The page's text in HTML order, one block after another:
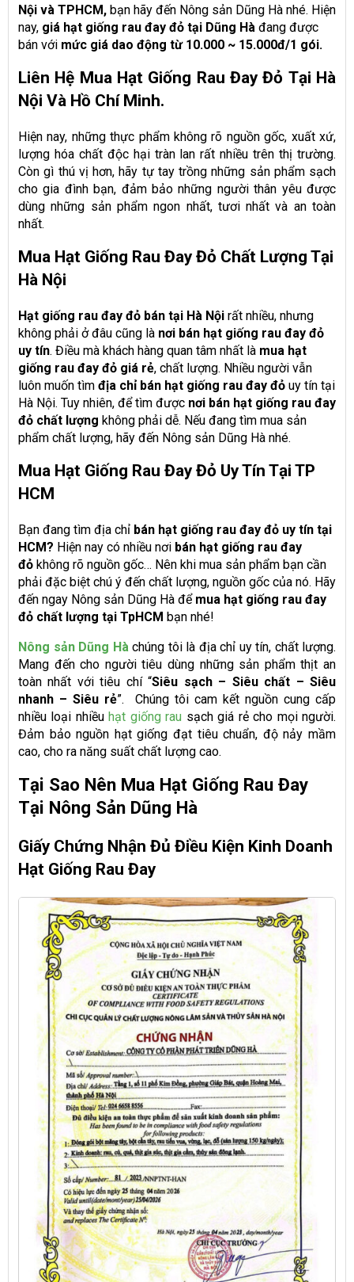
Nội và TPHCM, bạn hãy đến Nông sản Dũng Hà nhé. Hiện
nay, giá hạt giống rau đay đỏ tại Dũng Hà đang được
bán với mức giá dao động từ 10.000 ~ 15.000đ/1 gói.
Liên Hệ Mua Hạt Giống Rau Đay Đỏ Tại Hà
Nội Và Hồ Chí Minh.
Hiện nay, những thực phẩm không rõ nguồn gốc, xuất xứ,
lượng hóa chất độc hại tràn lan rất nhiều trên thị trường.
Còn gì thú vị hơn, hãy tự tay trồng những sản phẩm sạch
cho gia đình bạn, đảm bảo những người thân yêu được
dùng những sản phẩm ngon nhất, tươi nhất và an toàn
nhất.
Mua Hạt Giống Rau Đay Đỏ Chất Lượng Tại
Hà Nội
Hạt giống rau đay đỏ bán tại Hà Nội rất nhiều, nhưng
không phải ở đâu cũng là nơi bán hạt giống rau đay đỏ
uy tín. Điều mà khách hàng quan tâm nhất là mua hạt
giống rau đay đỏ giá rẻ, chất lượng. Nhiều người vẫn
luôn muốn tìm địa chỉ bán hạt giống rau đay đỏ uy tín tại
Hà Nội. Tuy nhiên, để tìm được nơi bán hạt giống rau đay
đỏ chất lượng không phải dễ. Nếu đang tìm mua sản
phẩm chất lượng, hãy đến Nông sản Dũng Hà nhé.
Mua Hạt Giống Rau Đay Đỏ Uy Tín Tại TP
HCM
Bạn đang tìm địa chỉ bán hạt giống rau đay đỏ uy tín tại
HCM? Hiện nay có nhiều nơi bán hạt giống rau đay
đỏ không rõ nguồn gốc… Nên khi mua sản phẩm bạn cần
phải đặc biệt chú ý đến chất lượng, nguồn gốc của nó. Hãy
đến ngay Nông sản Dũng Hà để mua hạt giống rau đay
đỏ chất lượng tại TpHCM bạn nhé!
Nông sản Dũng Hà chúng tôi là địa chỉ uy tín, chất lượng.
Mang đến cho người tiêu dùng những sản phẩm thịt an
toàn nhất với tiêu chí “Siêu sạch – Siêu chất – Siêu
nhanh – Siêu rẻ”. Chúng tôi cam kết nguồn cung cấp
nhiều loại nhiềuhạt giống rau sạch giá rẻ cho mọi người.
Đảm bảo nguồn hạt giống đạt tiêu chuẩn, độ nảy mầm
cao, cho ra năng suất chất lượng cao.
Tại Sao Nên Mua Hạt Giống Rau Đay
Tại Nông Sản Dũng Hà
Giấy Chứng Nhận Đủ Điều Kiện Kinh Doanh
Hạt Giống Rau Đay